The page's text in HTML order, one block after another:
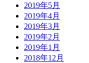
2019年5月
2019年4月
2019年3月
2019年2月
2019年1月
2018年12月